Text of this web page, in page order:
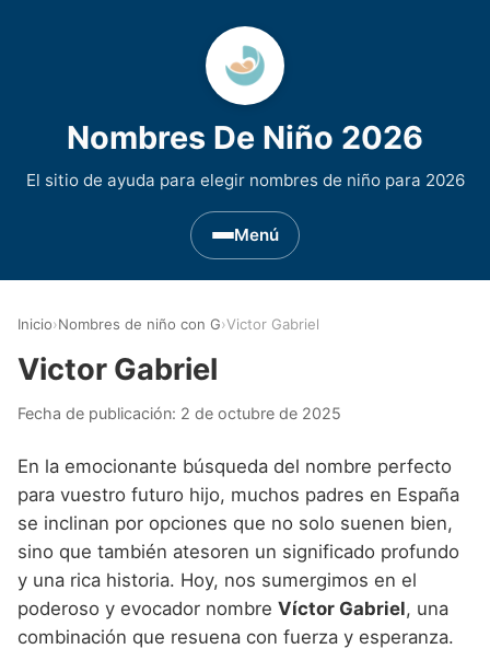
Nombres De Niño 2026
El sitio de ayuda para elegir nombres de niño para 2026
Menú
Nombres de niño que empiezan por D
Nombres de niño que empiezan por E
Nombres de niño que empiezan por F
Nombres de niño que empiezan por G
Nombres de niño que empiezan por H
Nombres de Niño Asturianos
Nombres de Niño Baleares
Nombres de Niño Canarios
Nombres de Niño Cantabros
Nombres de Niño Castellanos
Nombres de Niño Celtas
Nombres de Niño Egipcios
Nombres de Niño Griegos
Nombres de Niño Mitologicos
Nombres de Niño Alemanes
Nombres de Niño Americanos
Nombres de Niño Arabes
Nombres de Niño Chinos
Buscar
Inicio›Nombres de niño con G›Victor Gabriel
Victor Gabriel
Fecha de publicación: 2 de octubre de 2025
En la emocionante búsqueda del nombre perfecto
para vuestro futuro hijo, muchos padres en España
se inclinan por opciones que no solo suenen bien,
sino que también atesoren un significado profundo
y una rica historia. Hoy, nos sumergimos en el
poderoso y evocador nombre Víctor Gabriel, una
combinación que resuena con fuerza y esperanza.